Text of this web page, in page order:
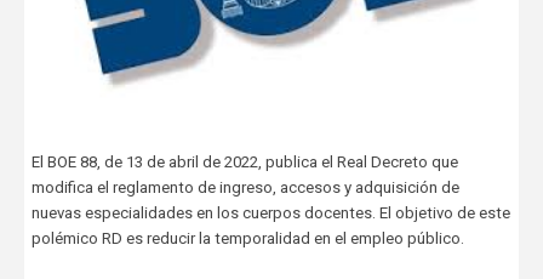
El BOE 88, de 13 de abril de 2022, publica el Real Decreto que
modifica el reglamento de ingreso, accesos y adquisición de
nuevas especialidades en los cuerpos docentes. El objetivo de este
polémico RD es reducir la temporalidad en el empleo público.